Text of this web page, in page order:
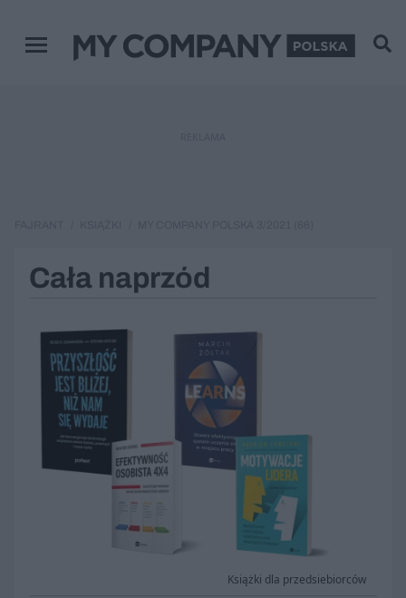
Menu główne
Cała naprzód
Książki dla przedsiebiorców